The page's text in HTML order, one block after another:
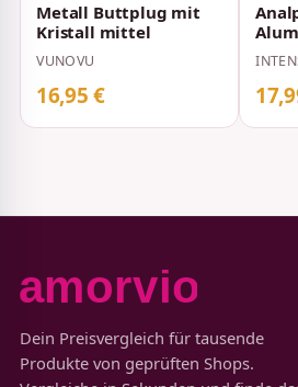
Metall Buttplug mit
Kristall mittel
VUNOVU
16,95 €
Rosa
3,3
Dein Preisvergleich für tausende
Produkte von geprüften Shops.